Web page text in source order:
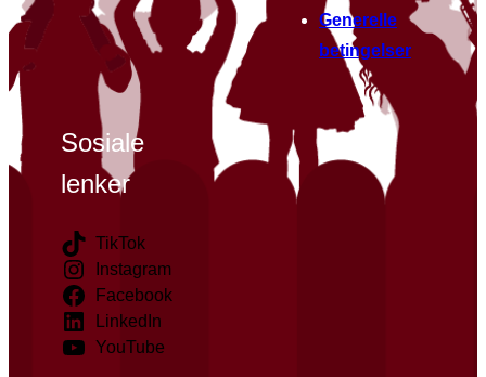
Generelle
betingelser
Sosiale
lenker
TikTok
Instagram
Facebook
LinkedIn
YouTube